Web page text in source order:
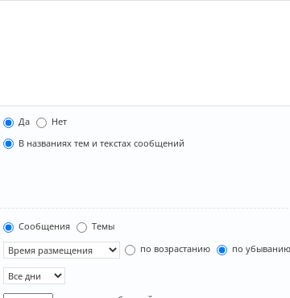
Да
Нет
В названиях тем и текстах сообщений
Сообщения
Темы
по возрастанию по убыванию